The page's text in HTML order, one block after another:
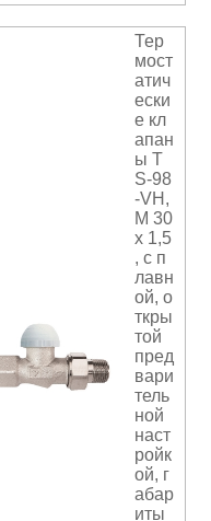
Тер
мост
атич
ески
е кл
апан
ы T
S-98
-VН,
М 30
х 1,5
, с п
лавн
ой, о
ткры
той
пред
вари
тель
ной
наст
ройк
ой, г
абар
иты